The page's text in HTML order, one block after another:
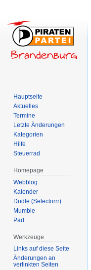
Hauptseite
Aktuelles
Termine
Letzte Änderungen
Kategorien
Hilfe
Steuerrad
Homepage
Webblog
Kalender
Dudle (Selectorrr)
Mumble
Pad
Werkzeuge
Links auf diese Seite
Änderungen an
verlinkten Seiten